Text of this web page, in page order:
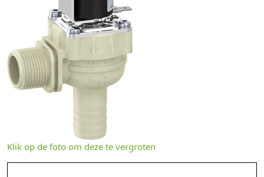
Klik op de foto om deze te vergroten